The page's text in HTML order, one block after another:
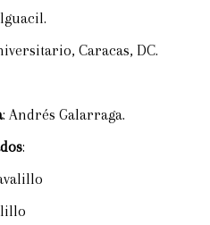
Caracas, DC.
: Andrés Galarraga.
: